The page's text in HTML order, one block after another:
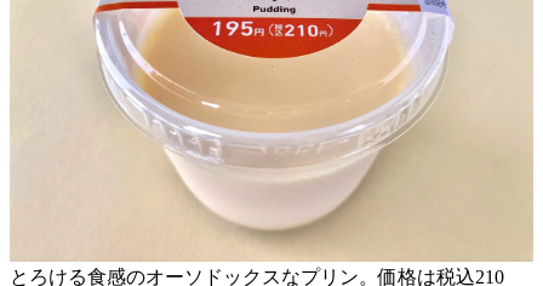
とろける食感のオーソドックスなプリン。価格は税込210